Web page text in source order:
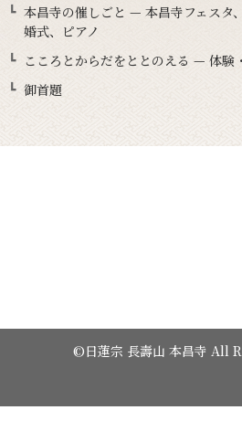
本昌寺の催しごと — 本昌寺フェスタ
婚式、ピアノ
こころとからだをととのえる — 体験
御首題
©日蓮宗 長壽山 本昌寺 All